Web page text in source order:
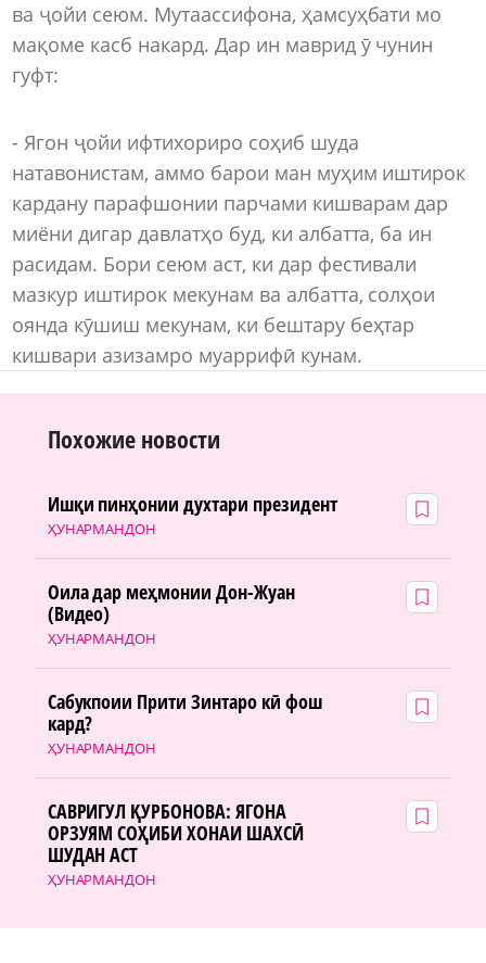
ва ҷойи сеюм. Мутаассифона, ҳамсуҳбати мо
мақоме касб накард. Дар ин маврид ӯ чунин
гуфт:
- Ягон ҷойи ифтихориро соҳиб шуда
натавонистам, аммо барои ман муҳим иштирок
кардану парафшонии парчами кишварам дар
миёни дигар давлатҳо буд, ки албатта, ба ин
расидам. Бори сеюм аст, ки дар фестивали
мазкур иштирок мекунам ва албатта, солҳои
оянда кӯшиш мекунам, ки бештару беҳтар
кишвари азизамро муаррифӣ кунам.
Похожие новости
ҲУНАРМАНДОН
Ишқи пинҳонии духтари президент
ҲУНАРМАНДОН
Оила дар меҳмонии Дон-Жуан
(Видео)
ҲУНАРМАНДОН
Сабукпоии Прити Зинтаро кӣ фош
кард?
ҲУНАРМАНДОН
САВРИГУЛ ҚУРБОНОВА: ЯГОНА
ОРЗУЯМ СОҲИБИ ХОНАИ ШАХСӢ
ШУДАН АСТ